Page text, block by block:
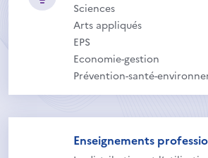
Sciences
Arts appliqués
EPS
Economie-gestion
Prévention-santé-
Enseignements